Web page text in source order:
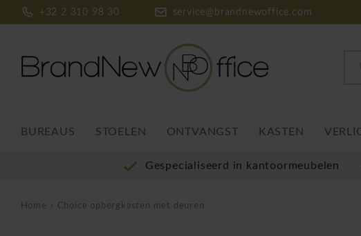
+32 2 310 98 30 service@brandnewoffice.com
BUREAUS STOELEN ONTVANGST KASTEN
Gespecialiseerd in kantoormeubelen
Home Choice opbergkasten met deuren